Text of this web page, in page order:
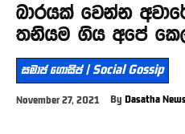
බාරයක් වෙන්න
තනියම ගිය අපේ
සමාජ ගොසිප් | Social Gossip
November 27, 2021 By Dasatha